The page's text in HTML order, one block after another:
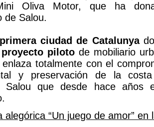
Oliva Motor, que ha
de Salou.
ciudad de Catalunya
proyecto piloto de mobiliario
totalmente con el
y preservación de la
Salou que desde hace años
alegórica “Un juego de amor” en